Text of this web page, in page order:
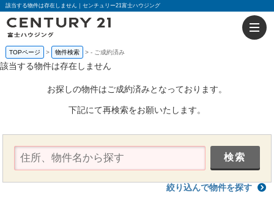
該当する物件は存在しません｜センチュリー21富士ハウジング
TOPページ 物件検索 - ご成約済み
該当する物件は存在しません
お探しの物件はご成約済みとなっております。
下記にて再検索をお願いたします。
絞り込んで物件を探す